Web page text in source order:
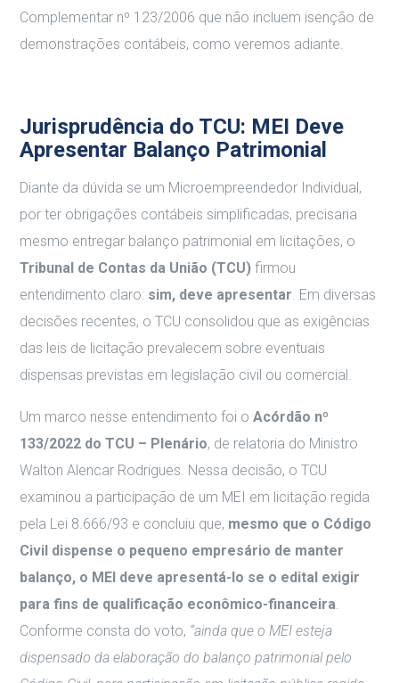
Complementar nº 123/2006 que não incluem isenção de
demonstrações contábeis, como veremos adiante.
Jurisprudência do TCU: MEI Deve
Apresentar Balanço Patrimonial
Diante da dúvida se um Microempreendedor Individual,
por ter obrigações contábeis simplificadas, precisaria
mesmo entregar balanço patrimonial em licitações, o
Tribunal de Contas da União (TCU) firmou
entendimento claro: sim, deve apresentar. Em diversas
decisões recentes, o TCU consolidou que as exigências
das leis de licitação prevalecem sobre eventuais
dispensas previstas em legislação civil ou comercial.
Um marco nesse entendimento foi oAcórdão nº
133/2022 do TCU – Plenário, de relatoria do Ministro
Walton Alencar Rodrigues. Nessa decisão, o TCU
examinou a participação de um MEI em licitação regida
pela Lei 8.666/93 e concluiu que, mesmo que o Código
Civil dispense o pequeno empresário de manter
balanço, o MEI deve apresentá-lo se o edital exigir
para fins de qualificação econômico-financeira.
Conforme consta do voto, “ainda que o MEI esteja
dispensado da elaboração do balanço patrimonial pelo